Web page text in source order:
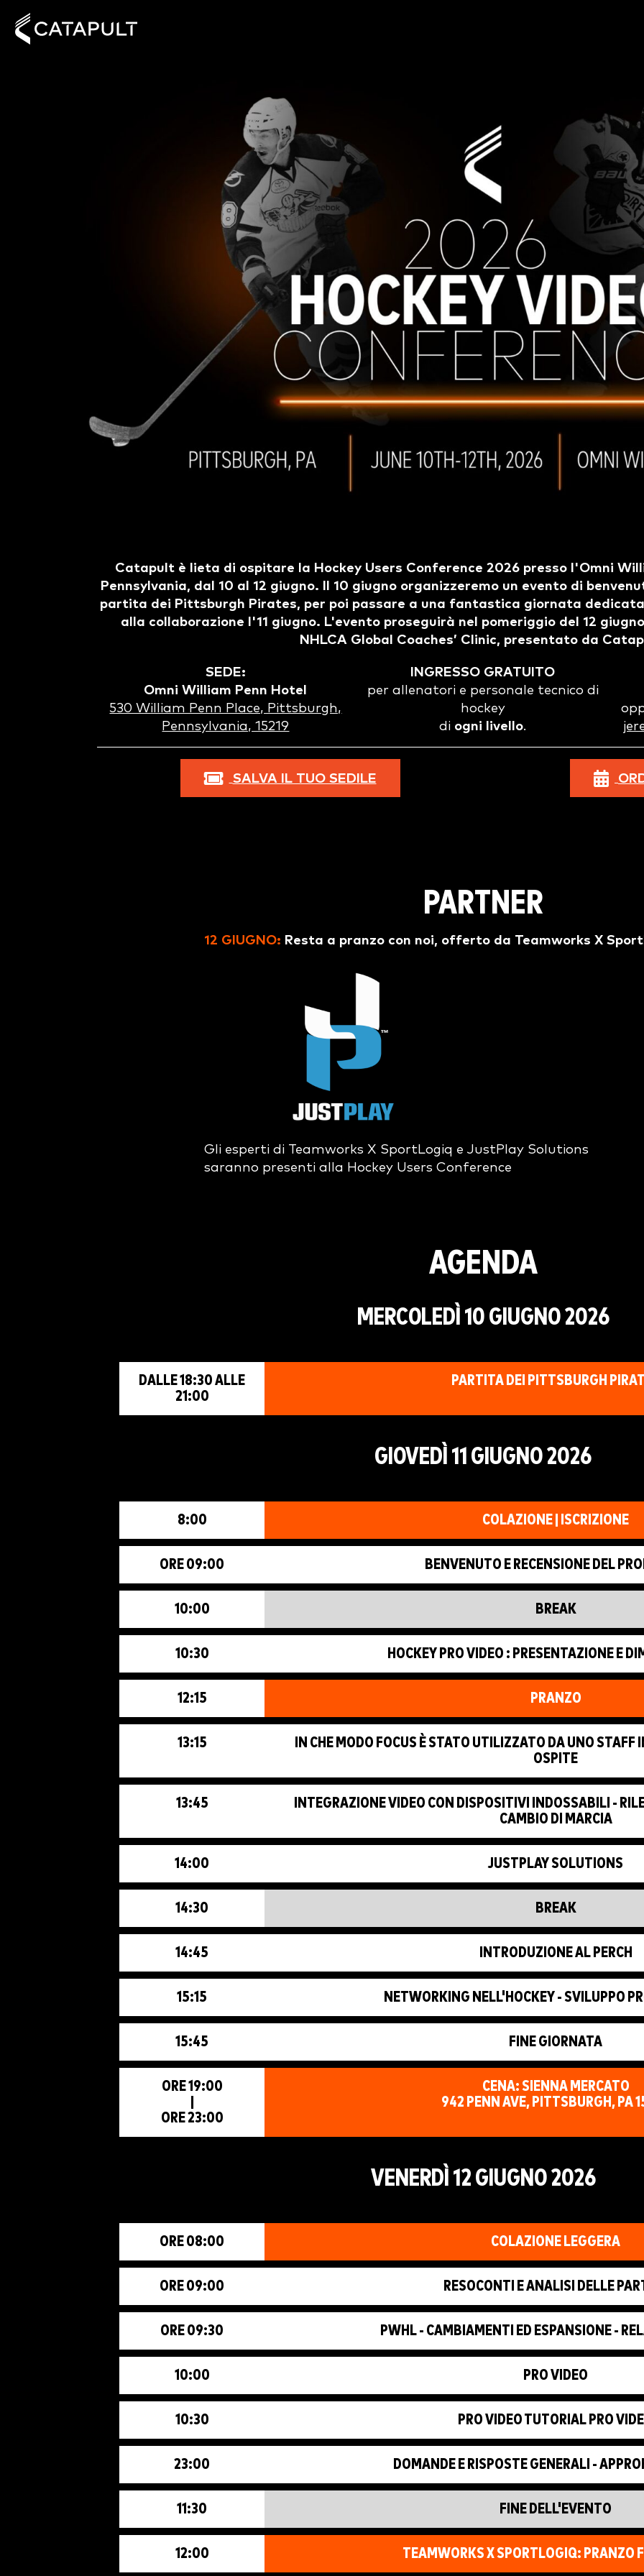
Catapult è lieta di ospitare la Hockey Users Conference 2026 presso l'Omni
Pennsylvania, dal 10 al 12 giugno. Il 10 giugno organizzeremo un evento di
partita dei Pittsburgh Pirates, per poi passare a una fantastica giornata
alla collaborazione l'11 giugno. L'evento proseguirà nel pomeriggio del 12
NHLCA Global Coaches’ Clinic, presentato da
SEDE:
Omni William Penn Hotel
530 William Penn Place, Pittsburgh,
Pennsylvania, 15219
INGRESSO GRATUITO
per allenatori e personale tecnico di
hockey
di ogni livello.
SALVA IL TUO SEDILE
PARTNER
12 GIUGNO: Resta a pranzo con noi, offerto da Teamworks X
Gli esperti di Teamworks X SportLogiq e JustPlay Solutions
saranno presenti alla Hockey Users Conference
AGENDA
MERCOLEDÌ 10 GIUGNO 2026
DALLE 18:30 ALLE
21:00
PARTITA DEI PITTSBURGH
GIOVEDÌ 11 GIUGNO 2026
8:00 COLAZIONE | ISCRIZIONE
ORE 09:00 BENVENUTO E RECENSIONE DEL
10:00 BREAK
10:30 HOCKEY PRO VIDEO : PRESENTAZIONE E
12:15 PRANZO
13:15
IN CHE MODO FOCUS È STATO UTILIZZATO DA UNO
OSPITE
13:45
INTEGRAZIONE VIDEO CON DISPOSITIVI INDOSSABILI -
CAMBIO DI MARCIA
14:00 JUSTPLAY SOLUTIONS
14:30 BREAK
14:45 INTRODUZIONE AL PERCH
15:15 NETWORKING NELL'HOCKEY - SVILUPPO
15:45 FINE GIORNATA
ORE 19:00
ORE 23:00
CENA: SIENNA MERCATO
942 PENN AVE, PITTSBURGH, PA
VENERDÌ 12 GIUGNO 2026
ORE 08:00 COLAZIONE LEGGERA
ORE 09:00 RESOCONTI E ANALISI DELLE
ORE 09:30 PWHL - CAMBIAMENTI ED ESPANSIONE -
10:00 PRO VIDEO
10:30 PRO VIDEO TUTORIAL PRO
23:00 DOMANDE E RISPOSTE GENERALI -
11:30 FINE DELL'EVENTO
12:00 TEAMWORKS X SPORTLOGIQ: PRANZO